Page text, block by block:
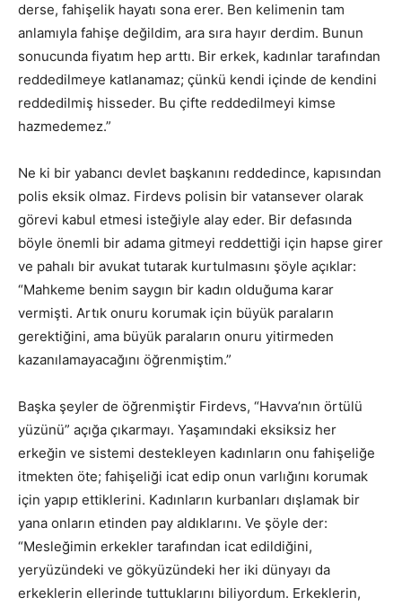
derse, fahişelik hayatı sona erer. Ben kelimenin tam
anlamıyla fahişe değildim, ara sıra hayır derdim. Bunun
sonucunda fiyatım hep arttı. Bir erkek, kadınlar tarafından
reddedilmeye katlanamaz; çünkü kendi içinde de kendini
reddedilmiş hisseder. Bu çifte reddedilmeyi kimse
hazmedemez.”
Ne ki bir yabancı devlet başkanını reddedince, kapısından
polis eksik olmaz. Firdevs polisin bir vatansever olarak
görevi kabul etmesi isteğiyle alay eder. Bir defasında
böyle önemli bir adama gitmeyi reddettiği için hapse girer
ve pahalı bir avukat tutarak kurtulmasını şöyle açıklar:
“Mahkeme benim saygın bir kadın olduğuma karar
vermişti. Artık onuru korumak için büyük paraların
gerektiğini, ama büyük paraların onuru yitirmeden
kazanılamayacağını öğrenmiştim.”
Başka şeyler de öğrenmiştir Firdevs, “Havva’nın örtülü
yüzünü” açığa çıkarmayı. Yaşamındaki eksiksiz her
erkeğin ve sistemi destekleyen kadınların onu fahişeliğe
itmekten öte; fahişeliği icat edip onun varlığını korumak
için yapıp ettiklerini. Kadınların kurbanları dışlamak bir
yana onların etinden pay aldıklarını. Ve şöyle der:
“Mesleğimin erkekler tarafından icat edildiğini,
yeryüzündeki ve gökyüzündeki her iki dünyayı da
erkeklerin ellerinde tuttuklarını biliyordum. Erkeklerin,